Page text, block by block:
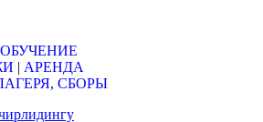
ОБУЧЕНИЕ
| АРЕНДА
СБОРЫ